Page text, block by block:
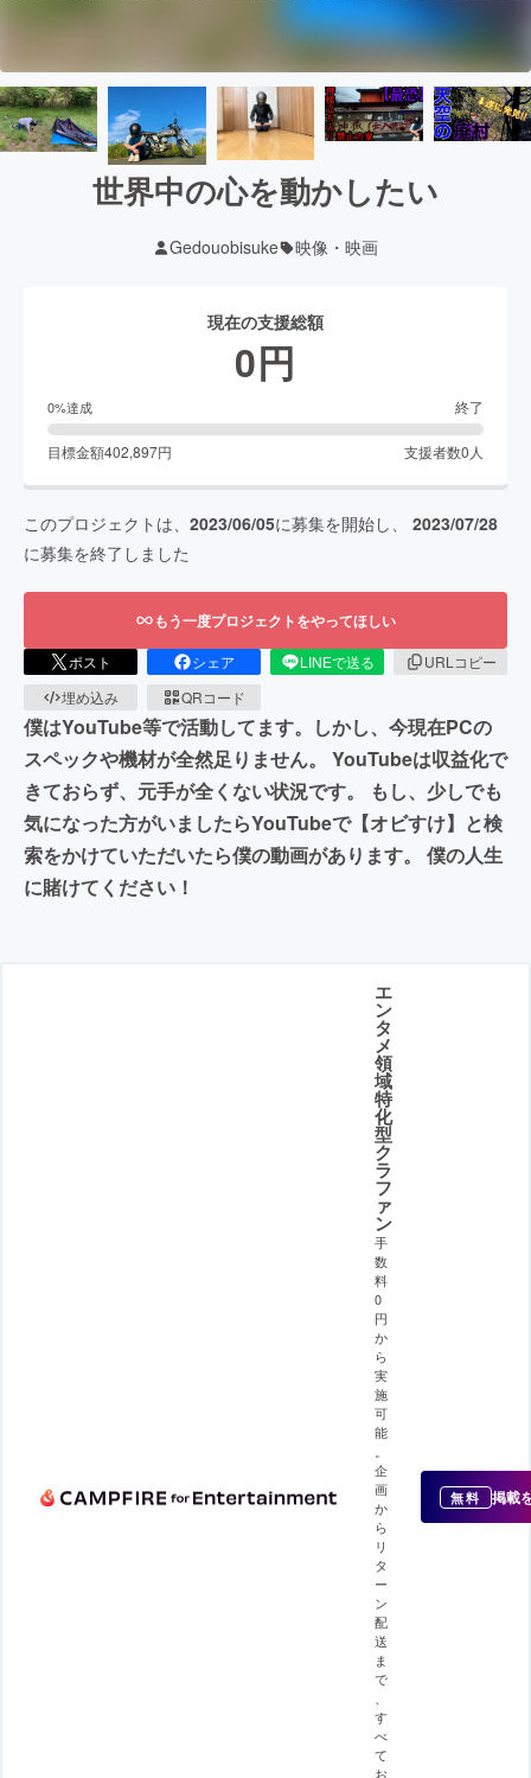
世界中の心を動かしたい
Gedouobisuke 映像・映画
現在の支援総額
0円
0%達成 終了
目標金額402,897円 支援者数0 人
このプロジェクトは、 2023/06/05に募集を開始し、 2023/07/28
に募集を終了しました
もう一度プロジェクトをやってほしい
ポスト シェア LINEで送る
URLコピー
埋め込み
QRコード
僕はYouTube等で活動してます。しかし、今現在PCの
スペックや機材が全然足りません。 YouTubeは収益化で
きておらず、元手が全くない状況です。 もし、少しでも
気になった方がいましたらYouTubeで【オビすけ】と検
索をかけていただいたら僕の動画があります。 僕の人生
に賭けてください！
エ
ン
タ
メ
領
域
特
化
型
ク
ラ
フ
ァ
ン
手
数
料
0
円
か
ら
実
施
可
能
。
企
画
か
ら
リ
タ
ー
ン
配
送
ま
で
、
す
べ
て
お
無料 掲載